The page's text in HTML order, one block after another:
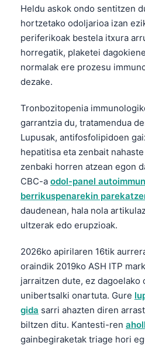
Heldu askok ondo sentitzen
hortzetako odoljarioa izan
periferikoak bestela itxura
horregatik, plaketei
normalak ere prozesu
dezake.
Tronbozitopenia
garrantzia du, tratamendua
Lupusak, antifosfolipidoen
hepatitisa eta zenbait
zenbaki horren atzean egon
CBC-a odol-panel
berrikuspenarekin
daudenean, hala nola
ultzerak edo erupzioak.
2026ko apirilaren 16tik
oraindik 2019ko ASH ITP
jarraitzen dute, ez dagoelako
unibertsalki onartuta. Gure
gida sarri ahazten diren
biltzen ditu. Kantesti-ren
gainbegiraketak triage hori
বাংলা
मराठी
తెలుగు
தமிழ்
ಕನ್ನಡ
മലയാളം
Bahasa Melayu
Tiếng Việt
Tagalog
ไทย
ဗမာစာ
ភាសាខ្មែរ
Kiswahili
አማርኛ
Українська
O‘zbekcha